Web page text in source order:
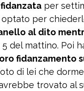
per
per
al dito
del mattino. Poi
fidanzamento
di lei che
trovato al